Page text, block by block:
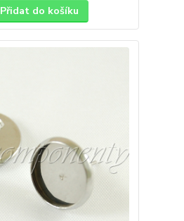
Přidat do košíku